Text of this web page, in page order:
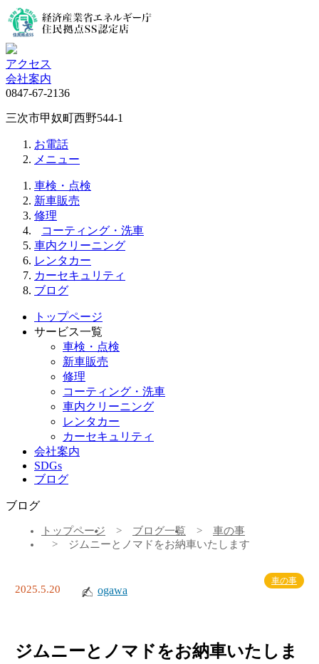
アクセス
会社案内
0847-67-2136
三次市甲奴町西野544-1
お電話
メニュー
車検・点検
新車販売
修理
コーティング・洗車
車内クリーニング
レンタカー
カーセキュリティ
ブログ
トップページ
サービス一覧
車検・点検
新車販売
修理
コーティング・洗車
車内クリーニング
レンタカー
カーセキュリティ
会社案内
SDGs
ブログ
ブログ
トップページ ブログ一覧
車の事
ジムニーとノマドをお納車いたします
2025.5.20 ogawa
車の事
ジムニーとノマドをお納車いたしま